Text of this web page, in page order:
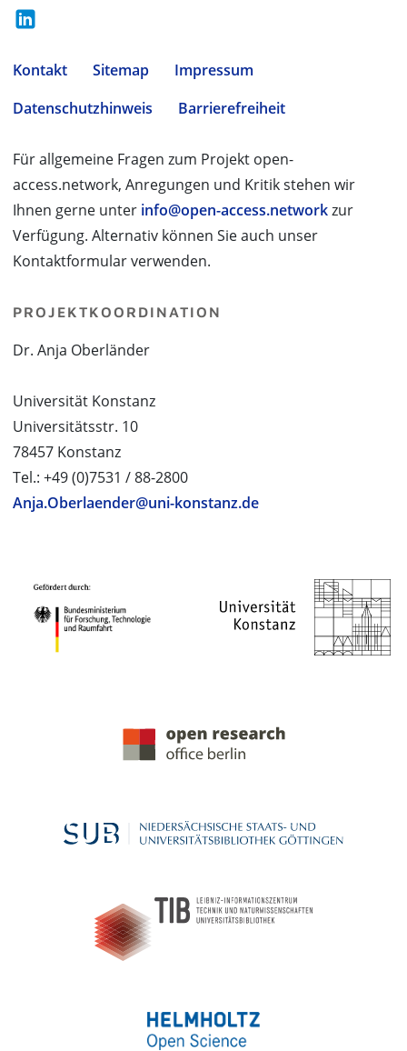
Kontakt Sitemap
Impressum
Datenschutzhinweis
Barrierefreiheit
Für allgemeine Fragen zum Projekt open-
access.network, Anregungen und Kritik stehen wir
Ihnen gerne unter info@open-access.networkzur
Verfügung. Alternativ können Sie auch unser
Kontaktformular verwenden.
PROJEKTKOORDINATION
Dr. Anja Oberländer
Universität Konstanz
Universitätsstr. 10
78457 Konstanz
Tel.: +49 (0)7531 / 88-2800
Anja.Oberlaender@uni-konstanz.de